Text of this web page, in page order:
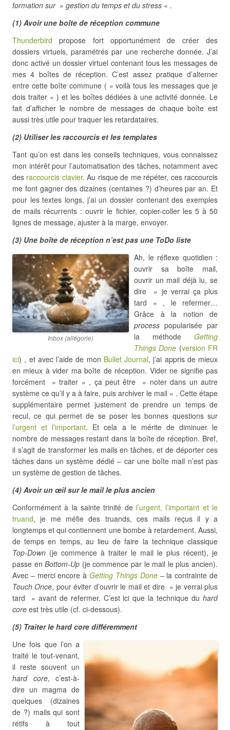
formation sur » gestion du temps et du stress « .
(1) Avoir une boîte de réception commune
Thunderbird propose fort opportunément de créer des
dossiers virtuels, paramétrés par une recherche donnée. J’ai
donc activé un dossier virtuel contenant tous les messages de
mes 4 boîtes de réception. C’est assez pratique d’alterner
entre cette boîte commune ( » voilà tous les messages que je
dois traiter « ) et les boîtes dédiées à une activité donnée. Le
fait d’afficher le nombre de messages de chaque boîte est
aussi très utile pour traquer les retardataires.
(2) Utiliser les raccourcis et les templates
Tant qu’on est dans les conseils techniques, vous connaissez
mon intérêt pour l’automatisation des tâches, notamment avec
des raccourcis clavier. Au risque de me répéter, ces raccourcis
me font gagner des dizaines (centaines ?) d’heures par an. Et
pour les textes longs, j’ai un dossier contenant des exemples
de mails récurrents : ouvrir le fichier, copier-coller les 5 à 50
lignes de message, ajuster à la marge, envoyer.
(3) Une boîte de réception n’est pas une ToDo liste
Inbox (allégorie)
Ah, le réflexe quotidien :
ouvrir sa boîte mail,
ouvrir un mail déjà lu, se
dire » je verrai ça plus
tard « , le refermer…
Grâce à la notion de
process popularisée par
la méthode Getting
Things Done (version FR
ici) , et avec l’aide de mon Bullet Journal, j’ai appris de mieux
en mieux à vider ma boîte de réception. Vider ne signifie pas
forcément » traiter « , ça peut être » noter dans un autre
système ce qu’il y a à faire, puis archiver le mail « . Cette étape
supplémentaire permet justement de prendre un temps de
recul, ce qui permet de se poser les bonnes questions sur
l’urgent et l’important. Et cela a le mérite de diminuer le
nombre de messages restant dans la boîte de réception. Bref,
il s’agit de transformer les mails en tâches, et de déporter ces
tâches dans un système dédié – car une boîte mail n’est pas
un système de gestion de tâches.
(4) Avoir un œil sur le mail le plus ancien
Conformément à la sainte trinité de l’urgent, l’important et le
truand, je me méfie des truands, ces mails reçus il y a
longtemps et qui contiennent une bombe à retardement. Aussi,
de temps en temps, au lieu de faire la technique classique
Top-Down (je commence à traiter le mail le plus récent), je
passe enBottom-Up (je commence par le mail le plus ancien).
Avec – merci encore àGetting Things Done– la contrainte de
Touch Once, pour éviter d’ouvrir le mail et dire » je verrai plus
tard » avant de refermer. C’est ici que la technique du hard
core est très utile (cf. ci-dessous).
(5) Traiter le hard core différemment
Une fois que l’on a
traité le tout-venant,
il reste souvent un
hard core, c’est-à-
dire un magma de
quelques (dizaines
de ?) mails qui sont
rétifs à tout